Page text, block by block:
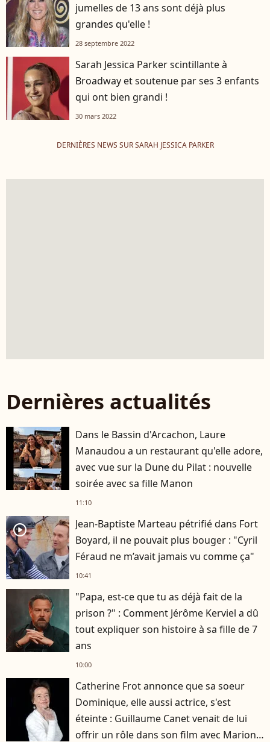
jumelles de 13 ans sont déjà plus
grandes qu'elle !
28 septembre 2022
Sarah Jessica Parker scintillante à
Broadway et soutenue par ses 3 enfants
qui ont bien grandi !
30 mars 2022
DERNIÈRES NEWS SUR SARAH JESSICA PARKER
Dernières actualités
Dans le Bassin d'Arcachon, Laure
Manaudou a un restaurant qu'elle adore,
avec vue sur la Dune du Pilat : nouvelle
soirée avec sa fille Manon
11:10
player2
Jean-Baptiste Marteau pétrifié dans Fort
Boyard, il ne pouvait plus bouger : "Cyril
Féraud ne m’avait jamais vu comme ça"
10:41
"Papa, est-ce que tu as déjà fait de la
prison ?" : Comment Jérôme Kerviel a dû
tout expliquer son histoire à sa fille de 7
ans
10:00
Catherine Frot annonce que sa soeur
Dominique, elle aussi actrice, s'est
éteinte : Guillaume Canet venait de lui
offrir un rôle dans son film avec Marion